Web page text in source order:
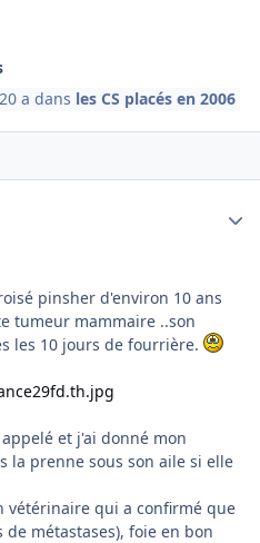
20 a dans les CS placés en 2006
pinsher d'environ 10 ans
tumeur mammaire ..son
les 10 jours de fourrière.
et j'ai donné mon
la prenne sous son aile si elle
vétérinaire qui a confirmé que
métastases), foie en bon